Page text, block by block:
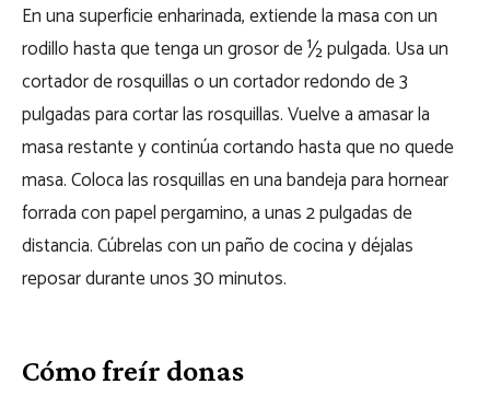
En una superficie enharinada, extiende la masa con un
rodillo hasta que tenga un grosor de ½ pulgada. Usa un
cortador de rosquillas o un cortador redondo de 3
pulgadas para cortar las rosquillas. Vuelve a amasar la
masa restante y continúa cortando hasta que no quede
masa. Coloca las rosquillas en una bandeja para hornear
forrada con papel pergamino, a unas 2 pulgadas de
distancia. Cúbrelas con un paño de cocina y déjalas
reposar durante unos 30 minutos.
Cómo freír donas